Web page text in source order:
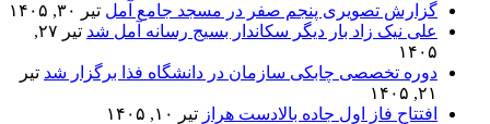
گزارش تصویری پنجم صفر در مسجد جامع آمل تیر ۳۰, ۱۴۰۵
علی نیک زاد بار دیگر سکاندار بسیج رسانه آمل شد
تیر ۲۷,
۱۴۰۵
دوره تخصصی چابکی سازمان در دانشگاه فذا برگزار شد تیر
۲۱, ۱۴۰۵
افتتاح فاز اول جاده بالادست هراز تیر ۱۰, ۱۴۰۵